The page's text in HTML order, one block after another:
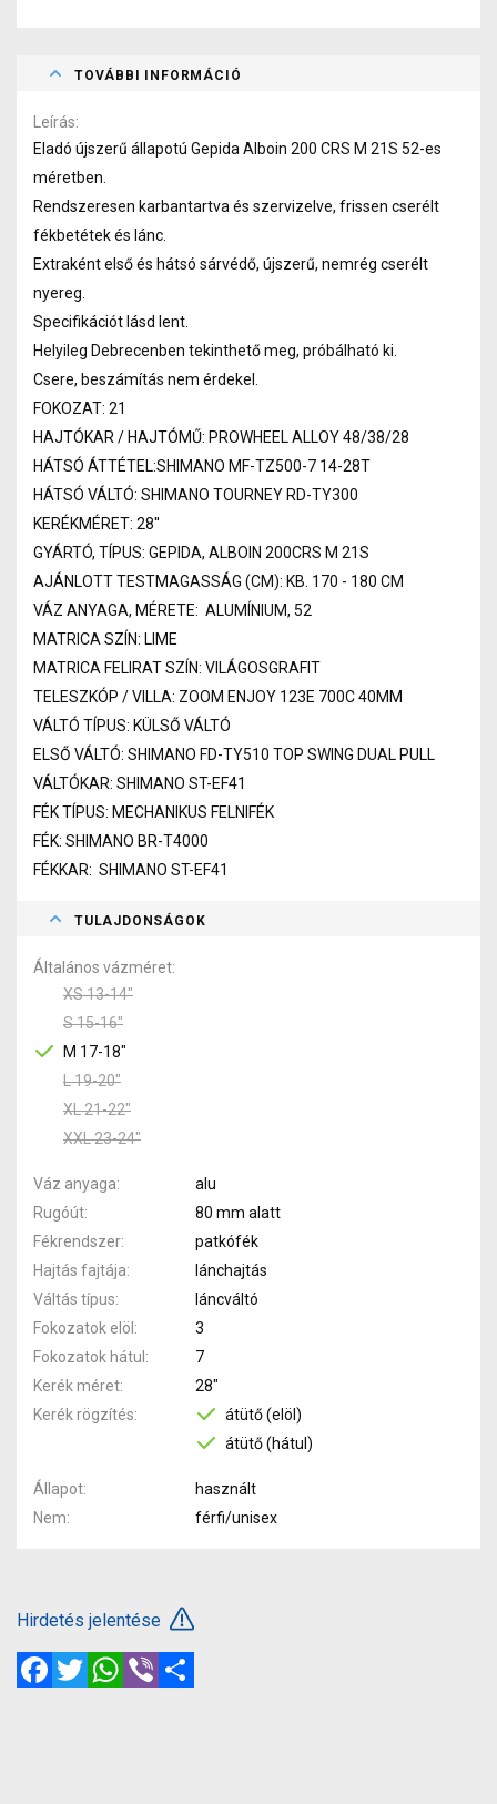
TOVÁBBI INFORMÁCIÓ
Leírás
Eladó újszerű állapotú Gepida Alboin 200 CRS M 21S 52-es
méretben.
Rendszeresen karbantartva és szervizelve, frissen cserélt
fékbetétek és lánc.
Extraként első és hátsó sárvédő, újszerű, nemrég cserélt
nyereg.
Specifikációt lásd lent.
Helyileg Debrecenben tekinthető meg, próbálható ki.
Csere, beszámítás nem érdekel.
FOKOZAT: 21
HAJTÓKAR / HAJTÓMŰ: PROWHEEL ALLOY 48/38/28
HÁTSÓ ÁTTÉTEL:SHIMANO MF-TZ500-7 14-28T
HÁTSÓ VÁLTÓ: SHIMANO TOURNEY RD-TY300
KERÉKMÉRET: 28''
GYÁRTÓ, TÍPUS: GEPIDA, ALBOIN 200CRS M 21S
AJÁNLOTT TESTMAGASSÁG (CM): KB. 170 - 180 CM
VÁZ ANYAGA, MÉRETE: ALUMÍNIUM, 52
MATRICA SZÍN: LIME
MATRICA FELIRAT SZÍN: VILÁGOSGRAFIT
TELESZKÓP / VILLA: ZOOM ENJOY 123E 700C 40MM
VÁLTÓ TÍPUS: KÜLSŐ VÁLTÓ
ELSŐ VÁLTÓ: SHIMANO FD-TY510 TOP SWING DUAL PULL
VÁLTÓKAR: SHIMANO ST-EF41
FÉK TÍPUS: MECHANIKUS FELNIFÉK
FÉK: SHIMANO BR-T4000
FÉKKAR: SHIMANO ST-EF41
TULAJDONSÁGOK
Általános vázméret
XS 13-14"
S 15-16"
M 17-18"
L 19-20"
XL 21-22"
XXL 23-24"
Váz anyaga
alu
Rugóút
80 mm alatt
Fékrendszer
patkófék
Hajtás fajtája
lánchajtás
Váltás típus
láncváltó
Fokozatok elöl
3
Fokozatok hátul
7
Kerék méret
28"
Kerék rögzítés
átütő (elöl)
átütő (hátul)
Állapot
használt
Nem
férfi/unisex
Hirdetés jelentése
FacebookTwitterWhatsApp
Viber